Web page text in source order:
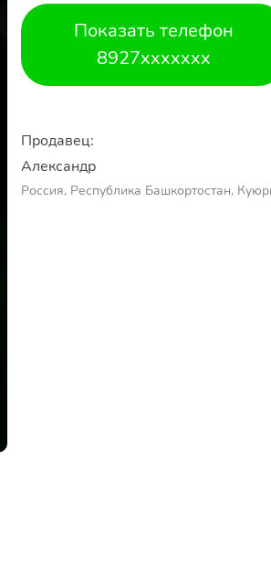
Показать телефон
8927xxxxxxx
Продавец:
Александр
Россия, Республика Башкортостан,